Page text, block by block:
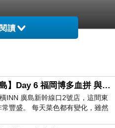
讀
【2026-6廣島】Day 6 福岡博多血拼 與機場接送少年司機深夜對談
INN 廣島新幹線口2號店，這間東
豐盛。 每天菜色都有變化，雖然
出料理包加熱，但